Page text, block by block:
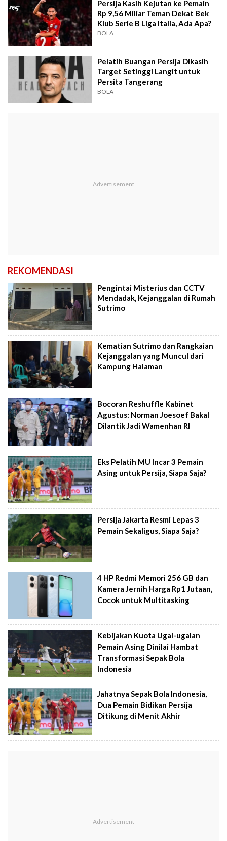
Persija Kasih Kejutan ke Pemain
Rp 9,56 Miliar Teman Dekat Bek
Klub Serie B Liga Italia, Ada Apa?
BOLA
Pelatih Buangan Persija Dikasih
Target Setinggi Langit untuk
Persita Tangerang
BOLA
REKOMENDASI
Pengintai Misterius dan CCTV
Mendadak, Kejanggalan di Rumah
Sutrimo
Kematian Sutrimo dan Rangkaian
Kejanggalan yang Muncul dari
Kampung Halaman
Bocoran Reshuffle Kabinet
Agustus: Norman Joesoef Bakal
Dilantik Jadi Wamenhan RI
Eks Pelatih MU Incar 3 Pemain
Asing untuk Persija, Siapa Saja?
Persija Jakarta Resmi Lepas 3
Pemain Sekaligus, Siapa Saja?
4 HP Redmi Memori 256 GB dan
Kamera Jernih Harga Rp1 Jutaan,
Cocok untuk Multitasking
Kebijakan Kuota Ugal-ugalan
Pemain Asing Dinilai Hambat
Transformasi Sepak Bola
Indonesia
Jahatnya Sepak Bola Indonesia,
Dua Pemain Bidikan Persija
Ditikung di Menit Akhir